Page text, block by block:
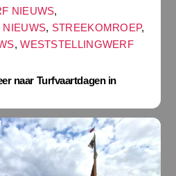
NIEUWS,
NIEUWS, STREEKOMROEP,
,WESTSTELLINGWERF
naar Turfvaartdagen in